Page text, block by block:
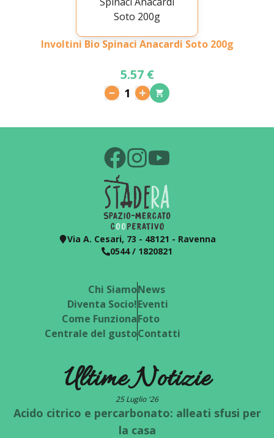
Involtini Bio Spinaci Anacardi Soto 200g
5.57 €
1
Via A. Cesari, 73 - 48121 - Ravenna
0544 / 1820821
Chi Siamo
Diventa Socio!
Come Funziona
Centrale del gusto
News
Eventi
Foto
Contatti
Ultime Notizie
25 Luglio '26
Acido citrico e percarbonato: alleati sfusi per
la casa